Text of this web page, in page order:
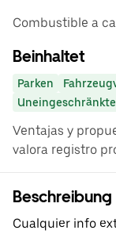
Combustible a
Beinhaltet
Parken
Ventajas y
valora registro
Beschreibung
Cualquier info